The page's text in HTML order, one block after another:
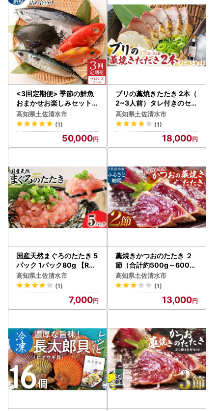
<3回定期便> 季節の鮮魚
おまかせお楽しみセット（
ブロンズコース） 【J000
23】
高知県土佐清水市
(1)
50,000
ブリの藁焼きたたき 2本（
2~3人前）タレ付きのセッ
ト【R01396】
高知県土佐清水市
(1)
18,000
国産天然まぐろのたたき 5
パック 1パック80g 【R01
196】
高知県土佐清水市
(1)
7,000
藁焼きかつおのたたき ２
節（合計約500g～600g
）【R01416】
高知県土佐清水市
(1)
13,000